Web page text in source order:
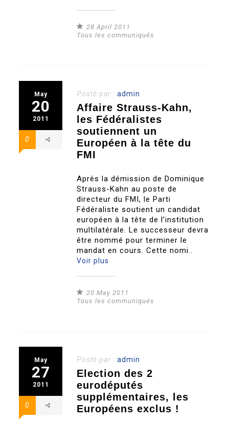
28 April 2011
Tous les communiqués
May
20
2011
0
Posté par :admin
Affaire Strauss-Kahn,
les Fédéralistes
soutiennent un
Européen à la tête du
FMI
Après la démission de Dominique
Strauss-Kahn au poste de
directeur du FMI, le Parti
Fédéraliste soutient un candidat
européen à la tête de l’institution
multilatérale. Le successeur devra
être nommé pour terminer le
mandat en cours. Cette nomi..
Voir plus
20 May 2011
Tous les communiqués
May
27
2011
0
Posté par :admin
Election des 2
eurodéputés
supplémentaires, les
Européens exclus !